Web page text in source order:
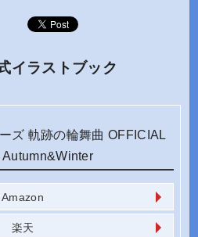
イラストブック
ズ 軌跡の輪舞曲 OFFICIAL
Amazon
楽天